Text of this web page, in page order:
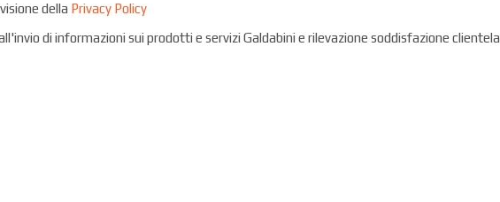
della Privacy Policy
di informazioni sui prodotti e servizi Galdabini e rilevazione soddisfazione clientela